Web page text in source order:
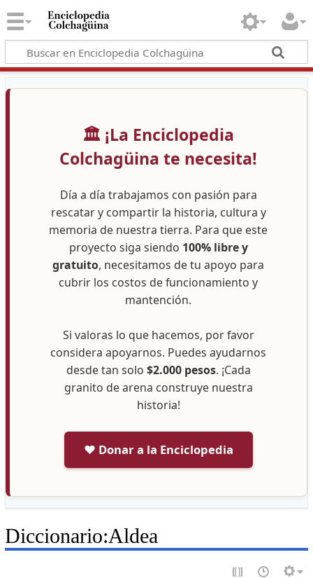
🏛️ ¡La Enciclopedia
Colchagüina te necesita!
Día a día trabajamos con pasión para
rescatar y compartir la historia, cultura y
memoria de nuestra tierra. Para que este
proyecto siga siendo 100% libre y
gratuito, necesitamos de tu apoyo para
cubrir los costos de funcionamiento y
mantención.
Si valoras lo que hacemos, por favor
considera apoyarnos. Puedes ayudarnos
desde tan solo $2.000 pesos. ¡Cada
granito de arena construye nuestra
historia!
❤️ Donar a la Enciclopedia
Diccionario:Aldea